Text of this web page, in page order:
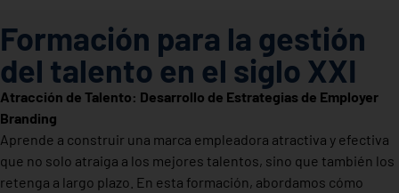
Formación para la gestión
del talento en el siglo XXI
Atracción de Talento: Desarrollo de Estrategias de Employer
Branding
Aprende a construir una marca empleadora atractiva y efectiva
que no solo atraiga a los mejores talentos, sino que también los
retenga a largo plazo. En esta formación, abordamos cómo